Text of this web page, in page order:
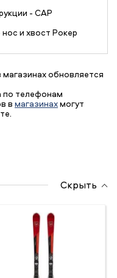
- CAP
и хвост Рокер
обновляется
по телефонам
в магазинахмогут
Скрыть